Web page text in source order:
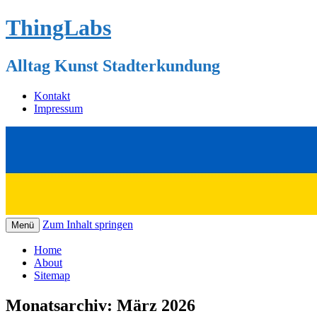
ThingLabs
Alltag Kunst Stadterkundung
Kontakt
Impressum
Menü Zum Inhalt springen
Home
About
Sitemap
Monatsarchiv: März 2026